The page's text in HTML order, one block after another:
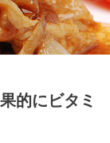
的にビタミ